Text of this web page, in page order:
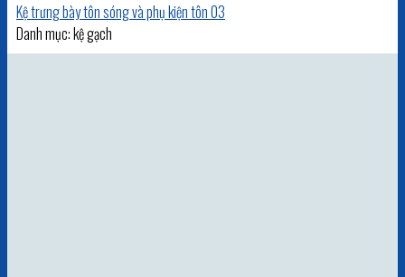
Kệ trưng bày tôn sóng và phụ kiện tôn 03
Danh mục: kệ gạch